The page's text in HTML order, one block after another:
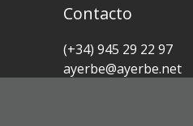
Contacto
(+34) 945 29 22 97
ayerbe@ayerbe.net